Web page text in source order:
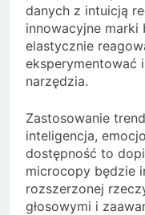
danych z intuicją
innowacyjne
elastycznie
eksperymentować
narzędzia.
Zastosowanie
inteligencja,
dostępność to
microcopy będzie
rozszerzonej
głosowymi i